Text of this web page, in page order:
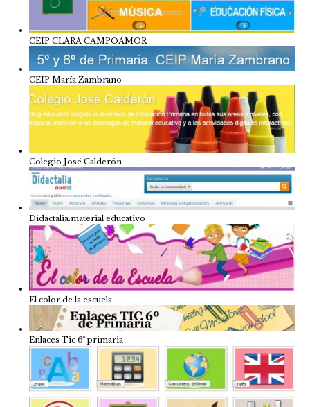
CEIP CLARA CAMPOAMOR
CEIP María Zambrano
Colegio José Calderón
Didactalia:material educativo
El color de la escuela
Enlaces Tic 6º primaria